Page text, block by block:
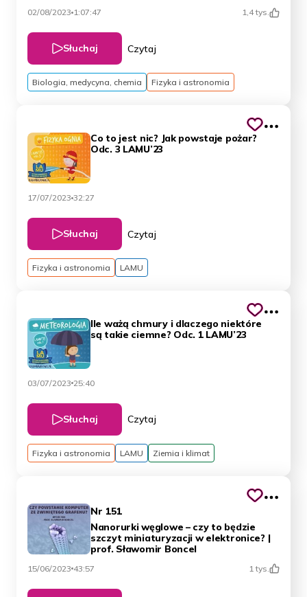
02/08/2023 1:07:47 1,4 tys.
Słuchaj Czytaj
Biologia, medycyna, chemia Fizyka i astronomia
Co to jest nic? Jak powstaje pożar?
Odc. 3 LAMU’23
17/07/2023 32:27
Słuchaj Czytaj
Fizyka i astronomia LAMU
Ile ważą chmury i dlaczego niektóre
są takie ciemne? Odc. 1 LAMU’23
03/07/2023 25:40
Słuchaj Czytaj
Fizyka i astronomia LAMU Ziemia i klimat
Nr 151
Nanorurki węglowe – czy to będzie
szczyt miniaturyzacji w elektronice? |
prof. Sławomir Boncel
15/06/2023 43:57 1 tys.